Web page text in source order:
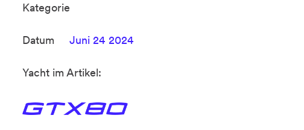
Kategorie
Datum Juni 24 2024
Yacht im Artikel: